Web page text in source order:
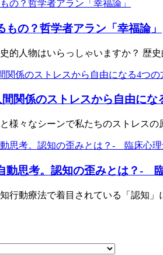
の？哲学者アラン「幸福論」
的人物はいらっしゃいますか？ 歴
間関係のストレスから自由にな
様々なシーンで私たちのストレス
動思考。認知の歪みとは？-
行動療法で着目されている「認知